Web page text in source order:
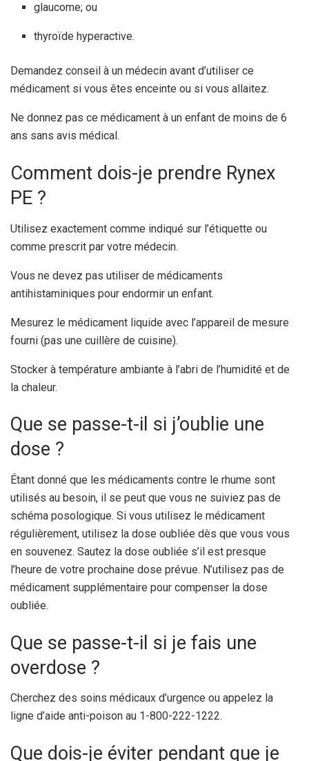
glaucome; ou
thyroïde hyperactive.
Demandez conseil à un médecin avant d’utiliser ce
médicament si vous êtes enceinte ou si vous allaitez.
Ne donnez pas ce médicament à un enfant de moins de 6
ans sans avis médical.
Comment dois-je prendre Rynex
PE ?
Utilisez exactement comme indiqué sur l’étiquette ou
comme prescrit par votre médecin.
Vous ne devez pas utiliser de médicaments
antihistaminiques pour endormir un enfant.
Mesurez le médicament liquide avec l’appareil de mesure
fourni (pas une cuillère de cuisine).
Stocker à température ambiante à l’abri de l’humidité et de
la chaleur.
Que se passe-t-il si j’oublie une
dose ?
Étant donné que les médicaments contre le rhume sont
utilisés au besoin, il se peut que vous ne suiviez pas de
schéma posologique. Si vous utilisez le médicament
régulièrement, utilisez la dose oubliée dès que vous vous
en souvenez. Sautez la dose oubliée s’il est presque
l’heure de votre prochaine dose prévue. N’utilisez pas de
médicament supplémentaire pour compenser la dose
oubliée.
Que se passe-t-il si je fais une
overdose ?
Cherchez des soins médicaux d’urgence ou appelez la
ligne d’aide anti-poison au 1-800-222-1222.
Que dois-je éviter pendant que je